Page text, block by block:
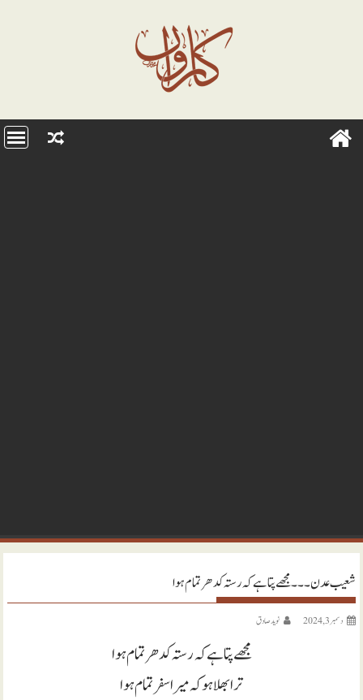
شعیب عدن ۔۔۔ مجھے پتا ہے کہ رستہ کدھر تمام ہوا
دسمبر 3, 2024 نويد صادق
مجھے پتا ہے کہ رستہ کدھر تمام ہوا
ترا بھلا ہو کہ میرا سفر تمام ہوا